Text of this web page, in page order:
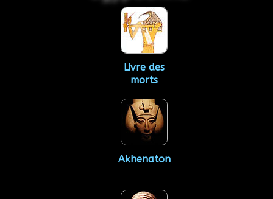
Livre des
morts
Akhenaton